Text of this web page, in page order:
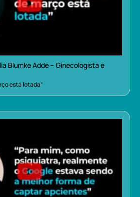
Blumke Adde – Ginecologista e
está lotada”